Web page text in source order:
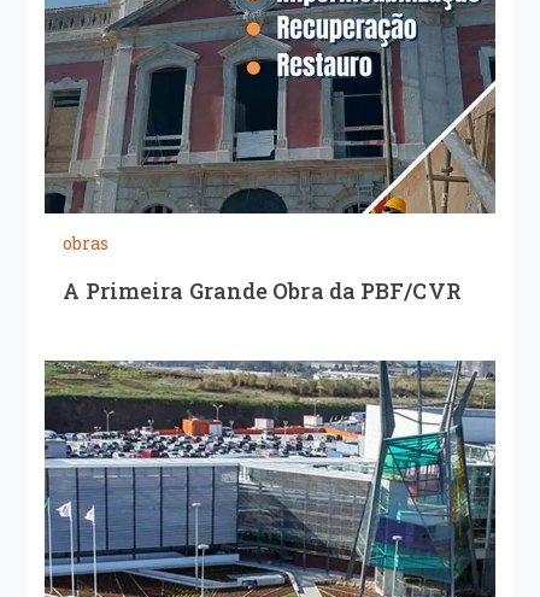
obras
A Primeira Grande Obra da PBF/CVR